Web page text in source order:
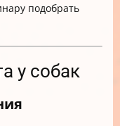
подобрать
у собак